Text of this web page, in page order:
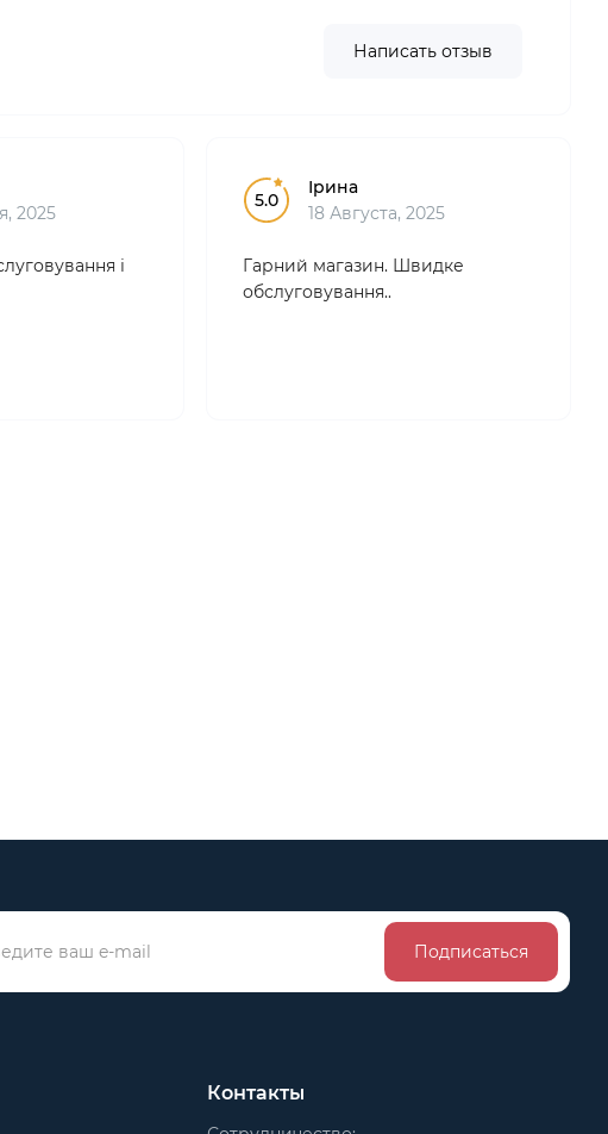
Написать отзыв
2025
і
5.0
Ірина
18 Августа, 2025
Гарний магазин. Швидке
обслуговування..
Подписаться
Контакты